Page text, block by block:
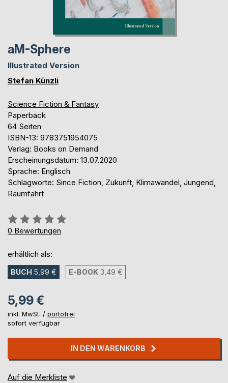
aM-Sphere
Illustrated Version
Stefan Künzli
Science Fiction & Fantasy
Paperback
64 Seiten
ISBN-13: 9783751954075
Verlag: Books on Demand
Erscheinungsdatum: 13.07.2020
Sprache: Englisch
Schlagworte: Since Fiction, Zukunft, Klimawandel, Jungend,
Raumfahrt
Bewertung::
0%
0 Bewertungen
erhältlich als:
BUCH 5,99 € E-BOOK 3,49 €
5,99 €
inkl. MwSt. / portofrei
sofort verfügbar
IN DEN WARENKORB
Auf die Merkliste